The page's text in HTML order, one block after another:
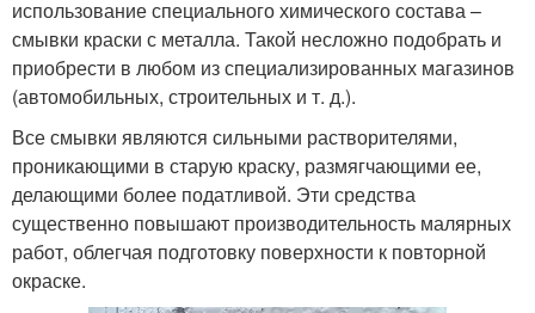
использование специального химического состава –
смывки краски с металла. Такой несложно подобрать и
приобрести в любом из специализированных магазинов
(автомобильных, строительных и т. д.).
Все смывки являются сильными растворителями,
проникающими в старую краску, размягчающими ее,
делающими более податливой. Эти средства
существенно повышают производительность малярных
работ, облегчая подготовку поверхности к повторной
окраске.